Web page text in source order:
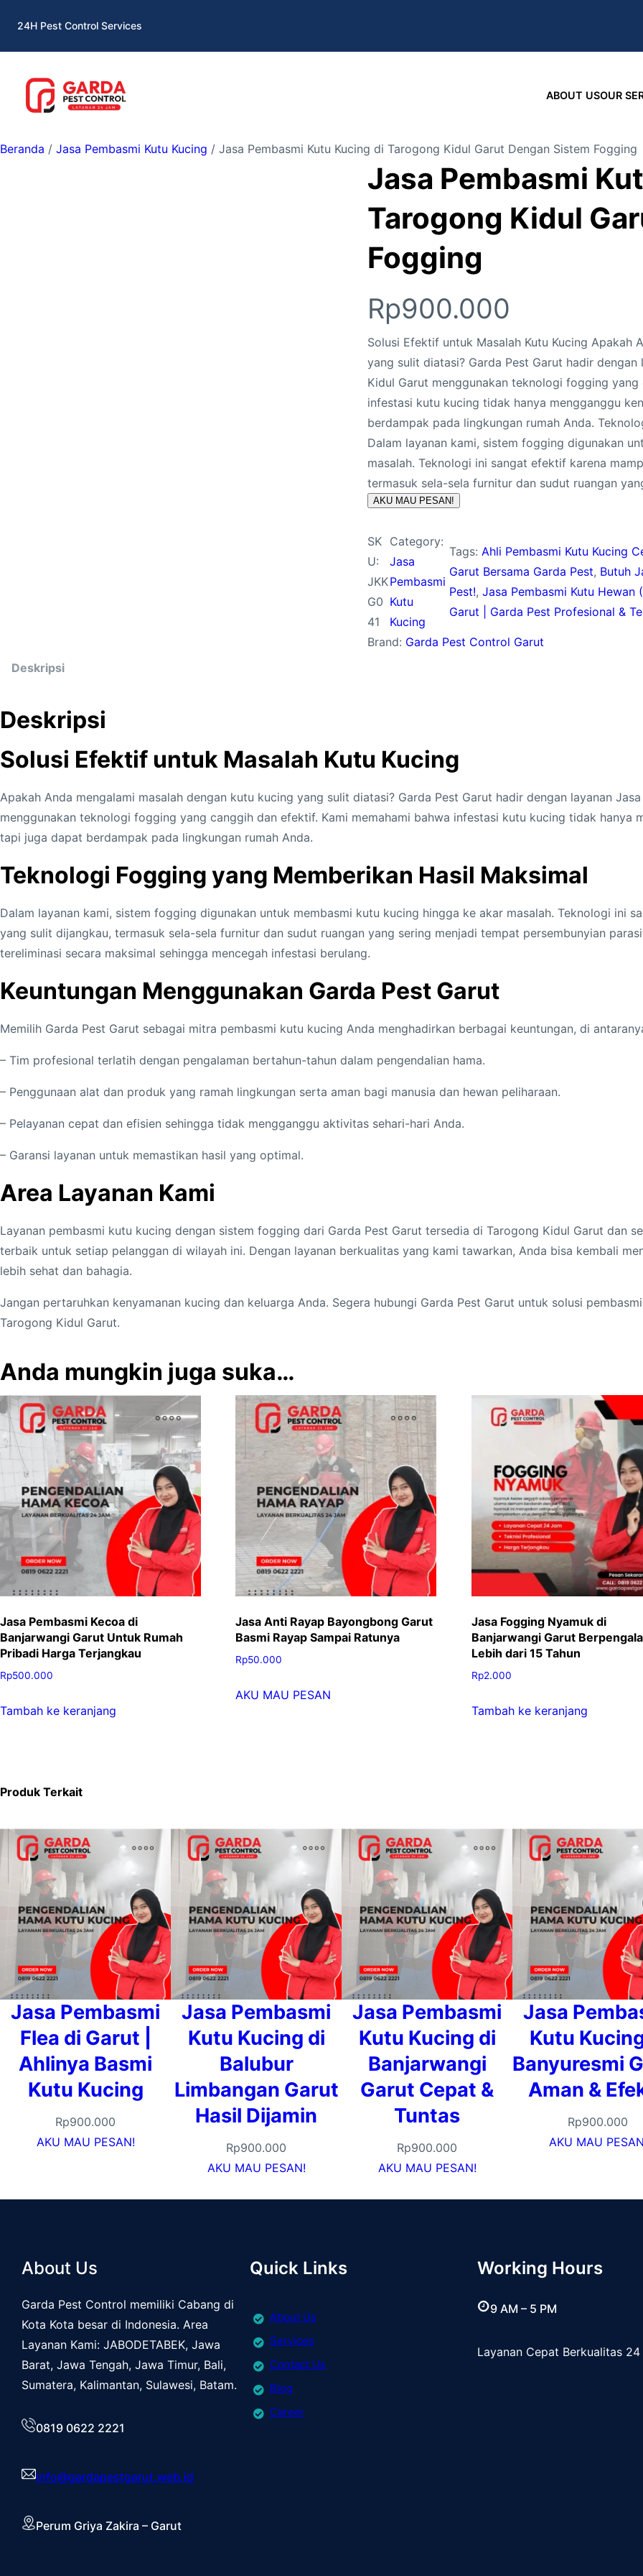
konten
24H Pest Control Services
ABOUT USOUR
Beranda / Jasa Pembasmi Kutu Kucing / Jasa Pembasmi Kutu Kucing di Tarogong Kidul Garut Dengan Sistem Fogging
Jasa Pembasmi
Tarogong Kidul
Fogging
Rp900.000
Solusi Efektif untuk Masalah Kutu Kucing Apakah
yang sulit diatasi? Garda Pest Garut hadir
Kidul Garut menggunakan teknologi fogging
infestasi kutu kucing tidak hanya mengganggu
berdampak pada lingkungan rumah Anda.
Dalam layanan kami, sistem fogging digunakan
masalah. Teknologi ini sangat efektif karena
termasuk sela-sela furnitur dan sudut ruangan
AKU MAU PESAN!
SK
U:
JKK
G0
41
Category:
Jasa
Pembasmi
Kutu
Kucing
Tags:Ahli Pembasmi Kutu Kucing
Garut Bersama Garda Pest, Butuh
Pest!, Jasa Pembasmi Kutu Hewan
Garut | Garda Pest Profesional &
Brand: Garda Pest Control Garut
Deskripsi
Deskripsi
Solusi Efektif untuk Masalah Kutu Kucing
Apakah Anda mengalami masalah dengan kutu kucing yang sulit diatasi? Garda Pest Garut hadir dengan layanan
menggunakan teknologi fogging yang canggih dan efektif. Kami memahami bahwa infestasi kutu kucing tidak hanya
tapi juga dapat berdampak pada lingkungan rumah Anda.
Teknologi Fogging yang Memberikan Hasil Maksimal
Dalam layanan kami, sistem fogging digunakan untuk membasmi kutu kucing hingga ke akar masalah. Teknologi ini
yang sulit dijangkau, termasuk sela-sela furnitur dan sudut ruangan yang sering menjadi tempat persembunyian
tereliminasi secara maksimal sehingga mencegah infestasi berulang.
Keuntungan Menggunakan Garda Pest Garut
Memilih Garda Pest Garut sebagai mitra pembasmi kutu kucing Anda menghadirkan berbagai keuntungan, di
– Tim profesional terlatih dengan pengalaman bertahun-tahun dalam pengendalian hama.
– Penggunaan alat dan produk yang ramah lingkungan serta aman bagi manusia dan hewan peliharaan.
– Pelayanan cepat dan efisien sehingga tidak mengganggu aktivitas sehari-hari Anda.
– Garansi layanan untuk memastikan hasil yang optimal.
Area Layanan Kami
Layanan pembasmi kutu kucing dengan sistem fogging dari Garda Pest Garut tersedia di Tarogong Kidul Garut dan
terbaik untuk setiap pelanggan di wilayah ini. Dengan layanan berkualitas yang kami tawarkan, Anda bisa kembali
lebih sehat dan bahagia.
Jangan pertaruhkan kenyamanan kucing dan keluarga Anda. Segera hubungi Garda Pest Garut untuk solusi
Tarogong Kidul Garut.
Anda mungkin juga suka…
Jasa Pembasmi Kecoa di
Banjarwangi Garut Untuk Rumah
Pribadi Harga Terjangkau
Rp500.000
Tambah ke keranjang
Jasa Anti Rayap Bayongbong Garut
Basmi Rayap Sampai Ratunya
Rp50.000
AKU MAU PESAN
Jasa Fogging Nyamuk di
Banjarwangi Garut
Lebih dari 15 Tahun
Rp2.000
Tambah ke keranjang
Produk Terkait
Jasa Pembasmi
Flea di Garut |
Ahlinya Basmi
Kutu Kucing
Rp900.000
AKU MAU PESAN!
Jasa Pembasmi
Kutu Kucing di
Balubur
Limbangan Garut
Hasil Dijamin
Rp900.000
AKU MAU PESAN!
Jasa Pembasmi
Kutu Kucing di
Banjarwangi
Garut Cepat &
Tuntas
Rp900.000
AKU MAU PESAN!
Jasa
Kutu
Banyuresmi
Aman &
Rp900.000
AKU MAU
About Us
Garda Pest Control memiliki Cabang di
Kota Kota besar di Indonesia. Area
Layanan Kami: JABODETABEK, Jawa
Barat, Jawa Tengah, Jawa Timur, Bali,
Sumatera, Kalimantan, Sulawesi, Batam.
0819 0622 2221
info@gardapestgarut.web.id
Perum Griya Zakira – Garut
Quick Links
About Us
Services
Contact Us
Blog
Career
Working Hours
9 AM – 5 PM
Layanan Cepat Berkualitas